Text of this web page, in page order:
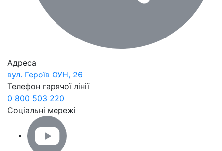
Адреса
вул. Героїв ОУН, 26
Телефон гарячої лінії
0 800 503 220
Соціальні мережі